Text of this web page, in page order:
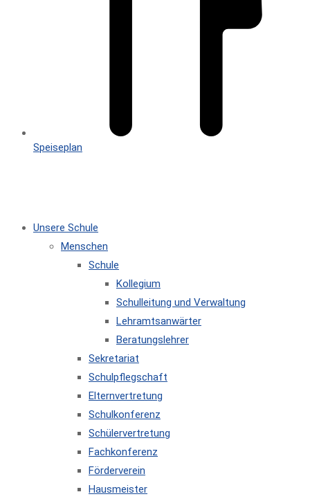
Speiseplan
Unsere Schule
Menschen
Schule
Kollegium
Schulleitung und Verwaltung
Lehramtsanwärter
Beratungslehrer
Sekretariat
Schulpflegschaft
Elternvertretung
Schulkonferenz
Schülervertretung
Fachkonferenz
Förderverein
Hausmeister